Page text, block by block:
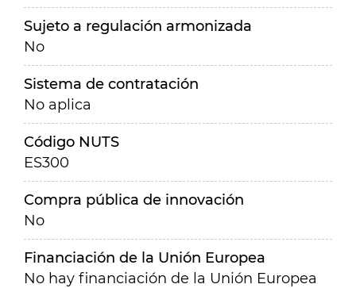
Sujeto a regulación armonizada
No
Sistema de contratación
No aplica
Código NUTS
ES300
Compra pública de innovación
No
Financiación de la Unión Europea
No hay financiación de la Unión Europea